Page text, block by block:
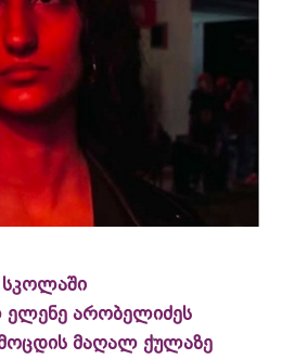
სკოლაში
არობელიძეს
მაღალ ქულაზე